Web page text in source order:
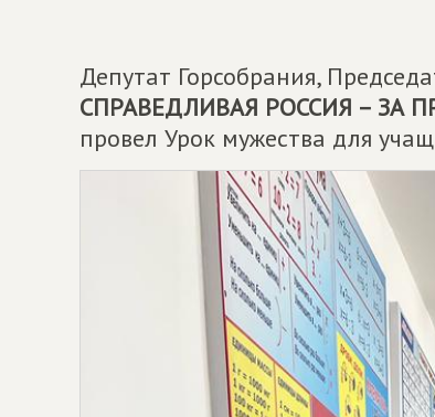
Депутат Горсобрания,
СПРАВЕДЛИВАЯ РОССИЯ – ЗА
провел Урок мужества для